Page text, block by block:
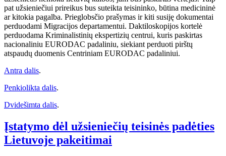
pat užsieniečiui prireikus bus suteikta teisininko, būtina medicininė
ar kitokia pagalba. Prieglobsčio prašymas ir kiti susiję dokumentai
perduodami Migracijos departamentui. Daktiloskopijos kortelė
perduodama Kriminalistinių ekspertizių centrui, kuris paskirtas
nacionaliniu EURODAC padaliniu, siekiant perduoti pirštų
atspaudų duomenis Centriniam EURODAC padaliniui.
Antra dalis.
Penkiolikta dalis.
Dvidešimta dalis.
Įstatymo dėl užsieniečių teisinės padėties
Lietuvoje pakeitimai